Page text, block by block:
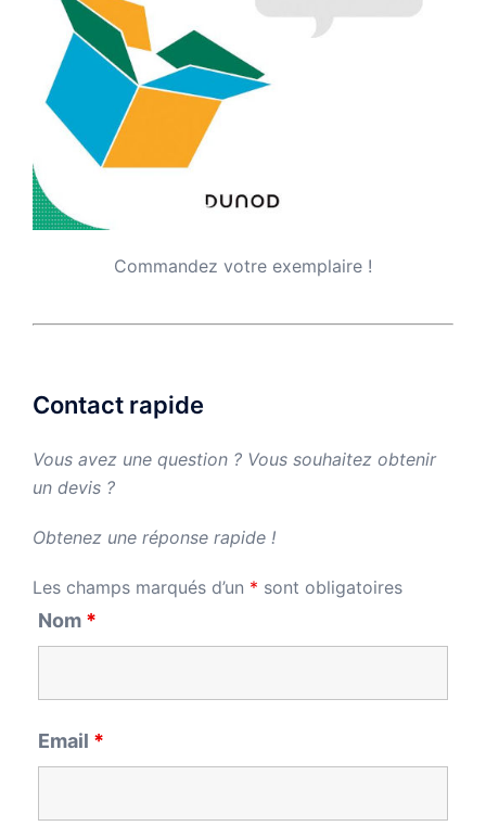
Commandez votre exemplaire !
Contact rapide
Vous avez une question ? Vous souhaitez obtenir
un devis ?
Obtenez une réponse rapide !
Les champs marqués d’un * sont obligatoires
Nom *
Email *